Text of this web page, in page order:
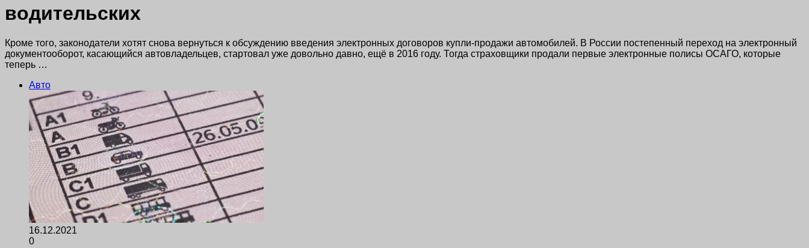
водительских
Кроме того, законодатели хотят снова вернуться к обсуждению введения электронных договоров купли-продажи автомобилей. В России постепенный переход на электронный
документооборот, касающийся автовладельцев, стартовал уже довольно давно, ещё в 2016 году. Тогда страховщики продали первые электронные полисы ОСАГО, которые
теперь …
Авто
16.12.2021
0